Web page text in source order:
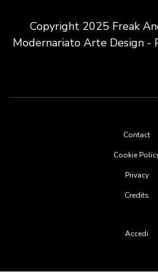
Copyright 2025 Freak
Modernariato Arte Design -
Contact
Cookie
Privacy
Credits
Accedi